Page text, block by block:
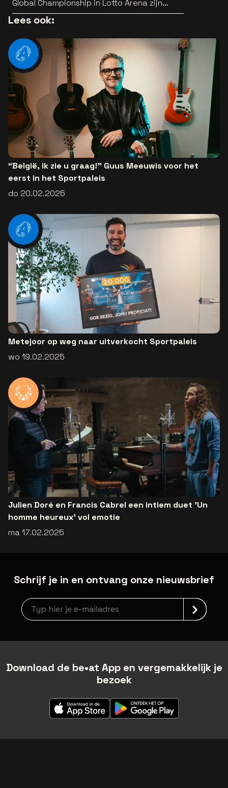
Global Championship in Lotto Arena zijn
bekend
Lees ook:
“België, ik zie u graag!" Guus Meeuwis voor het
eerst in het Sportpaleis
do 20.02.2025
Metejoor op weg naar uitverkocht Sportpaleis
wo 19.02.2025
Julien Doré en Francis Cabrel een intiem duet 'Un
homme heureux' vol emotie
ma 17.02.2025
Schrijf je in en ontvang onze nieuwsbrief
Nieuwsbrief aanmelding
Download de be•at App en vergemakkelijk je
bezoek